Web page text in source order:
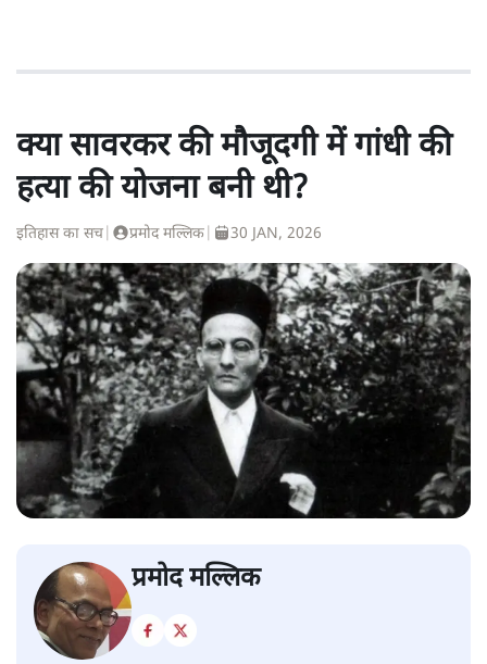
क्या सावरकर की मौजूदगी में गांधी की
हत्या की योजना बनी थी?
इतिहास का सच प्रमोद मल्लिक 30 JAN, 2026
प्रमोद मल्लिक